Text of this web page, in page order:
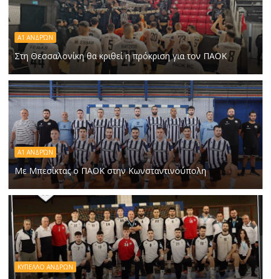
Α1 ΑΝΔΡΏΝ
Στη Θεσσαλονίκη θα κριθεί η πρόκριση για τον ΠΑΟΚ
A1 ΑΝΔΡΏΝ
Με Μπεσίκτας ο ΠΑΟΚ στην Κωνσταντινούπολη
ΚΥΠΕΛΛΟ ΑΝΔΡΩΝ